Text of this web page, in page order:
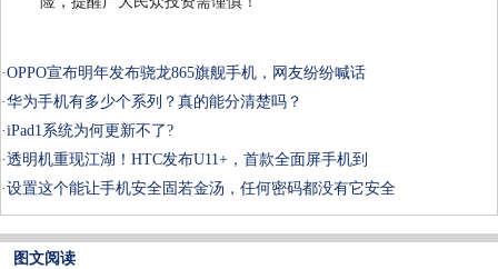
·OPPO宣布明年发布骁龙865旗舰手机，网友纷纷喊话
·华为手机有多少个系列？真的能分清楚吗？
·iPad1系统为何更新不了?
·透明机重现江湖！HTC发布U11+，首款全面屏手机到
·设置这个能让手机安全固若金汤，任何密码都没有它安全
图文阅读